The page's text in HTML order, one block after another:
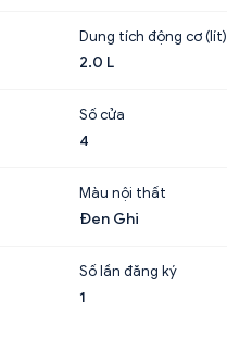
Dung tích động cơ (lít)
2.0 L
Số cửa
4
Màu nội thất
Đen Ghi
Số lần đăng ký
1